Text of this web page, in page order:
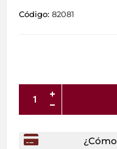
Código: 82081